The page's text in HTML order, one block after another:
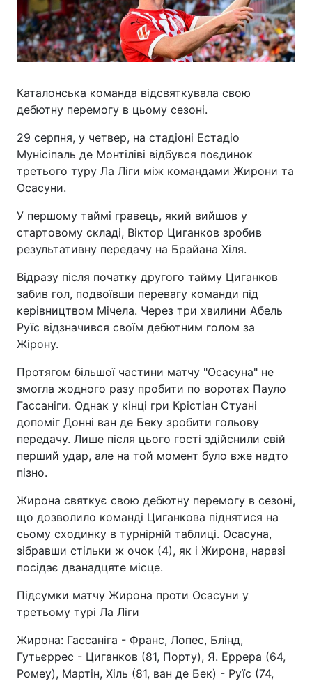
Каталонська команда відсвяткувала свою
дебютну перемогу в цьому сезоні.
29 серпня, у четвер, на стадіоні Естадіо
Мунісіпаль де Монтіліві відбувся поєдинок
третього туру Ла Ліги між командами Жирони та
Осасуни.
У першому таймі гравець, який вийшов у
стартовому складі, Віктор Циганков зробив
результативну передачу на Брайана Хіля.
Відразу після початку другого тайму Циганков
забив гол, подвоївши перевагу команди під
керівництвом Мічела. Через три хвилини Абель
Руїс відзначився своїм дебютним голом за
Жірону.
Протягом більшої частини матчу "Осасуна" не
змогла жодного разу пробити по воротах Пауло
Гассаніги. Однак у кінці гри Крістіан Стуані
допоміг Донні ван де Беку зробити гольову
передачу. Лише після цього гості здійснили свій
перший удар, але на той момент було вже надто
пізно.
Жирона святкує свою дебютну перемогу в сезоні,
що дозволило команді Циганкова піднятися на
сьому сходинку в турнірній таблиці. Осасуна,
зібравши стільки ж очок (4), як і Жирона, наразі
посідає дванадцяте місце.
Підсумки матчу Жирона проти Осасуни у
третьому турі Ла Ліги
Жирона: Гассаніга - Франс, Лопес, Блінд,
Гутьєррес - Циганков (81, Порту), Я. Еррера (64,
Ромеу), Мартін, Хіль (81, ван де Бек) - Руїс (74,